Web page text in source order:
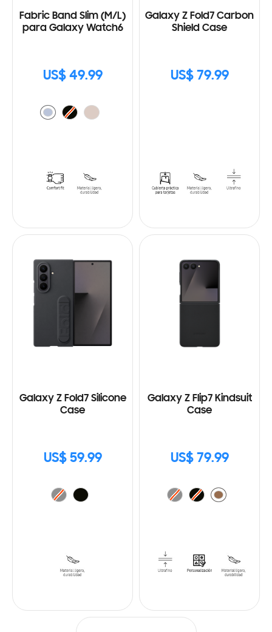
Fabric Band Slim (M/L)
para Galaxy Watch6
US$ 49.99
Galaxy Z Fold7 Carbon
Shield Case
US$ 79.99
Galaxy Z Fold7 Silicone
Case
US$ 59.99
Galaxy Z Flip7 Kindsuit
Case
US$ 79.99